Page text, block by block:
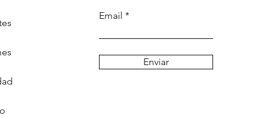
Email
Enviar